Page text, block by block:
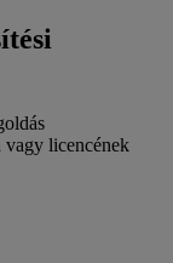
vagy licencének